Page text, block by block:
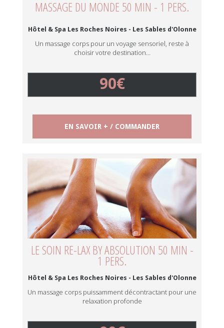
MASSAGE DU MONDE 50 MIN - 1 PERS.
Hôtel & Spa Les Roches Noires - Les Sables d'Olonne
Un massage corps pour un voyage sensoriel, reste à
choisir votre destination...
90€
EN SAVOIR + / COMMANDER
LE SOIN RE-LAX BY ABSOLUTION 50 MIN -
1 PERS.
Hôtel & Spa Les Roches Noires - Les Sables d'Olonne
Un massage corps puissamment décontractant pour une
relaxation profonde